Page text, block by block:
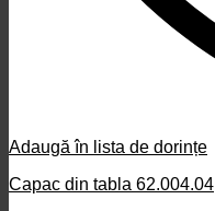
Adaugă în lista de dorințe
Capac din tabla 62.004.04